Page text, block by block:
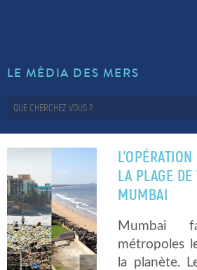
LE MÉDIA DES MERS
LA PLAGE DE
MUMBAI
Mumbai
métropoles
la planète.